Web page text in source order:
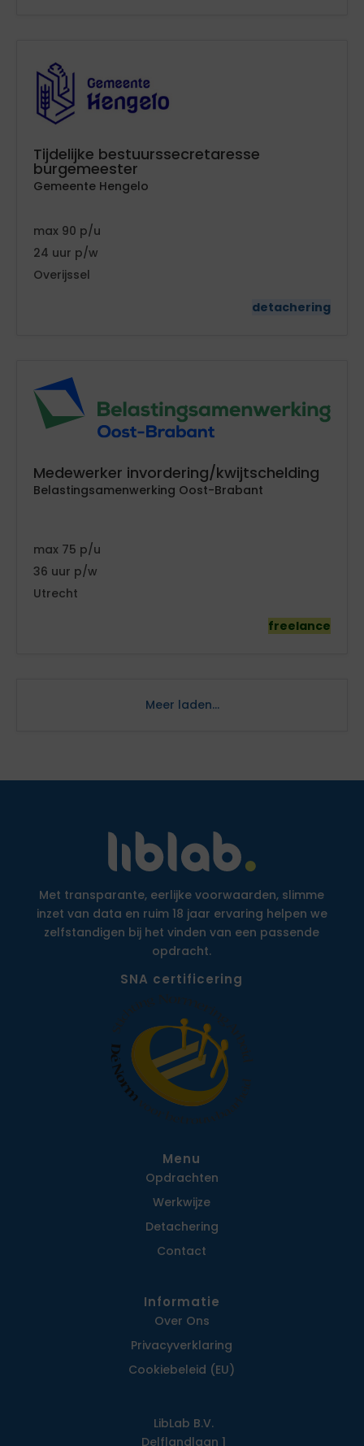
Tijdelijke bestuurssecretaresse
burgemeester
Gemeente Hengelo
90
24
Overijssel
detachering
Medewerker invordering/kwijtschelding
Belastingsamenwerking Oost-Brabant
75
36
Utrecht
freelance
Meer laden...
Met transparante, eerlijke voorwaarden, slimme
inzet van data en ruim 18 jaar ervaring helpen we
zelfstandigen bij het vinden van een passende
opdracht.
SNA certificering
Menu
Opdrachten
Werkwijze
Detachering
Contact
Informatie
Over Ons
Privacy­verklaring
Cookiebeleid (EU)
LibLab B.V.
Delflandlaan 1